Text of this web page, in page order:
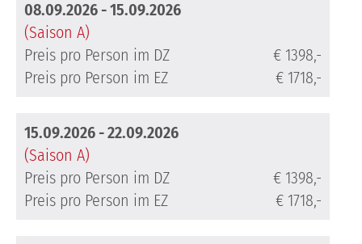
08.09.2026 - 15.09.2026
(Saison A)
Preis pro Person im DZ
€ 1398,-
Preis pro Person im EZ
€ 1718,-
15.09.2026 - 22.09.2026
(Saison A)
Preis pro Person im DZ
€ 1398,-
Preis pro Person im EZ
€ 1718,-